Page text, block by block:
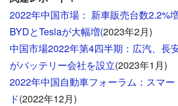
2022年中国市場： 新車販売台数2.2%
BYDとTeslaが大幅増(2023年2月)
中国市場2022年第4四半期：広汽、長
がバッテリー会社を設立(2023年1月)
2022年中国自動車フォーラム：スマ
ド(2022年12月)